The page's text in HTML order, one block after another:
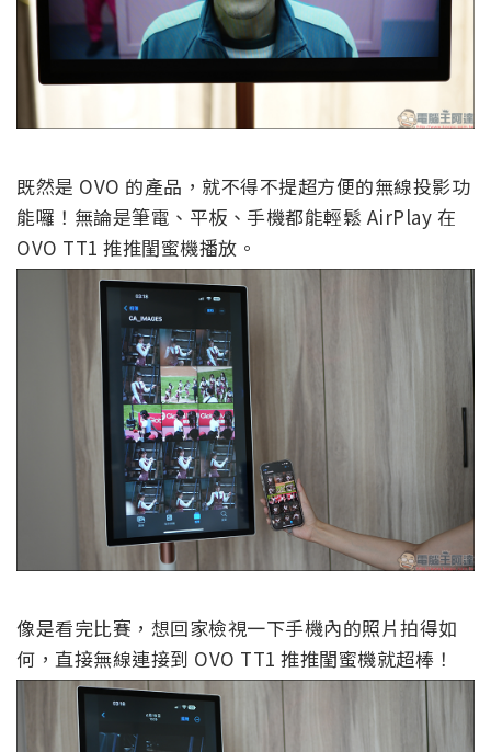
既然是 OVO 的產品，就不得不提超方便的無線投影功
能囉！無論是筆電、平板、手機都能輕鬆 AirPlay 在
OVO TT1 推推閨蜜機播放。
像是看完比賽，想回家檢視一下手機內的照片拍得如
何，直接無線連接到 OVO TT1 推推閨蜜機就超棒！